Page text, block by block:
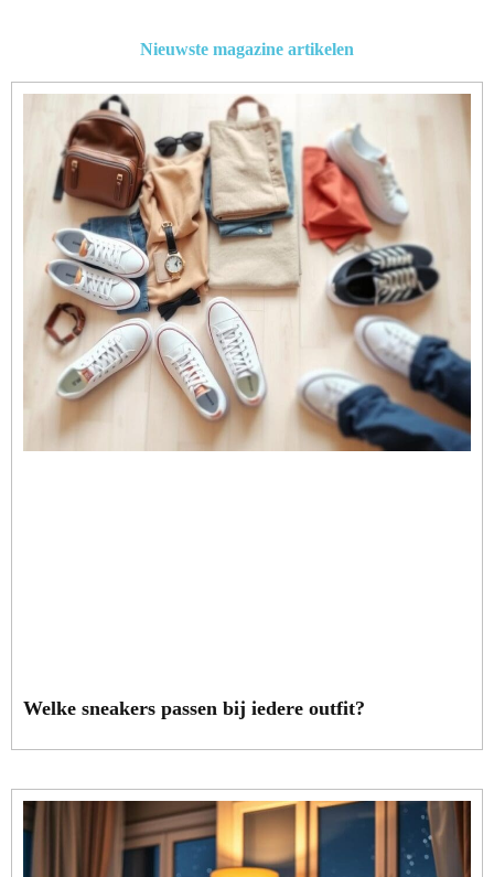
Nieuwste magazine artikelen
Welke sneakers passen bij iedere outfit?